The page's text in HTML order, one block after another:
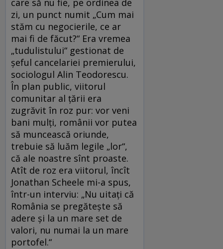
care să nu fie, pe ordinea de
zi, un punct numit „Cum mai
stăm cu negocierile, ce ar
mai fi de făcut?“ Era vremea
„tudulistului“ gestionat de
şeful cancelariei premierului,
sociologul Alin Teodorescu.
În plan public, viitorul
comunitar al ţării era
zugrăvit în roz pur: vor veni
bani mulţi, românii vor putea
să muncească oriunde,
trebuie să luăm legile „lor“,
că ale noastre sînt proaste.
Atît de roz era viitorul, încît
Jonathan Scheele mi-a spus,
într-un interviu: „Nu uitaţi că
România se pregăteşte să
adere şi la un mare set de
valori, nu numai la un mare
portofel.“